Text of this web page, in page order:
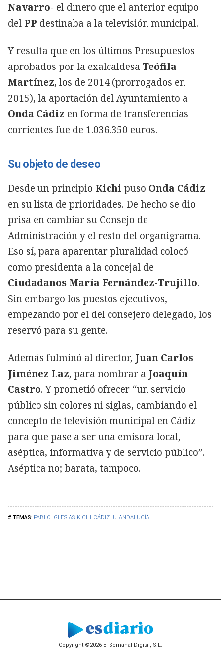
PABLO IGLESIAS KICHI CÁDIZ IU ANDALUCÍA
Navarro- el dinero que el anterior equipo
del PP destinaba a la televisión municipal.
Y resulta que en los últimos Presupuestos
aprobados por la exalcaldesa Teófila
Martínez, los de 2014 (prorrogados en
2015), la aportación del Ayuntamiento a
Onda Cádiz en forma de transferencias
corrientes fue de 1.036.350 euros.
Su objeto de deseo
Desde un principio Kichi puso Onda Cádiz
en su lista de prioridades. De hecho se dio
prisa en cambiar su Consejo de
Administración y el resto del organigrama.
Eso sí, para aparentar pluralidad colocó
como presidenta a la concejal de
Ciudadanos María Fernández-Trujillo.
Sin embargo los puestos ejecutivos,
empezando por el del consejero delegado, los
reservó para su gente.
Además fulminó al director, Juan Carlos
Jiménez Laz, para nombrar a Joaquín
Castro. Y prometió ofrecer “un servicio
público sin colores ni siglas, cambiando el
concepto de televisión municipal en Cádiz
para que pase a ser una emisora local,
aséptica, informativa y de servicio público”.
Aséptica no; barata, tampoco.
Copyright ©2026 El Semanal Digital, S.L.